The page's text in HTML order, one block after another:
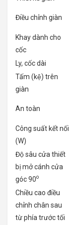
Điều chỉnh giàn
Khay dành cho
cốc
Ly, cốc dài
Tấm (kệ) trên
giàn
An toàn
Công suất kết nối
(W)
Độ sâu cửa thiết
bị mở cánh cửa
góc 90o
Chiều cao điều
chỉnh chân sau
từ phía trước tối